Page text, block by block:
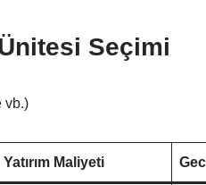
Seçimi
vb.)
Yatırım Maliyeti